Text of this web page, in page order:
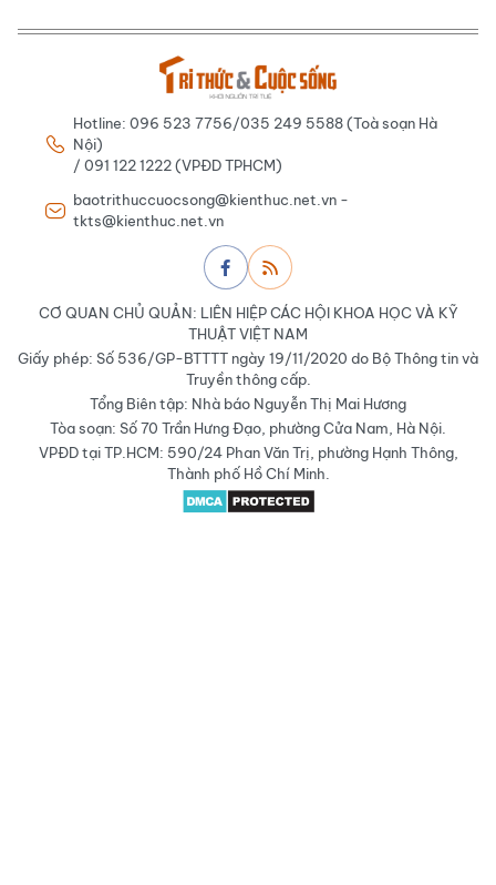
Hotline: 096 523 7756/035 249 5588 (Toà soạn Hà
Nội)
/ 091 122 1222 (VPĐD TPHCM)
baotrithuccuocsong@kienthuc.net.vn -
tkts@kienthuc.net.vn
CƠ QUAN CHỦ QUẢN: LIÊN HIỆP CÁC HỘI KHOA HỌC VÀ KỸ
THUẬT VIỆT NAM
Giấy phép: Số 536/GP-BTTTT ngày 19/11/2020 do Bộ Thông tin và
Truyền thông cấp.
Tổng Biên tập: Nhà báo Nguyễn Thị Mai Hương
Tòa soạn: Số 70 Trần Hưng Đạo, phường Cửa Nam, Hà Nội.
VPĐD tại TP.HCM: 590/24 Phan Văn Trị, phường Hạnh Thông,
Thành phố Hồ Chí Minh.